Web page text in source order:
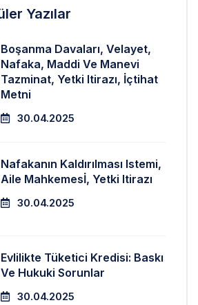
Yazılar
Boşanma Davaları, Velayet,
Nafaka, Maddi Ve Manevi
Tazminat, Yetki Itirazı, İçtihat
Metni
30.04.2025
Nafakanın Kaldırılması Istemi,
Aile Mahkemesİ, Yetki Itirazı
30.04.2025
Evlilikte Tüketici Kredisi: Baskı
Ve Hukuki Sorunlar
30.04.2025